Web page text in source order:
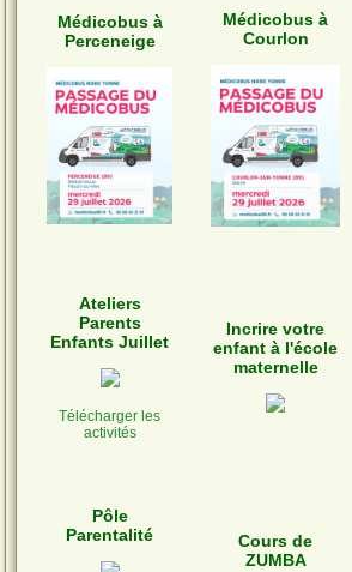
Médicobus à
Perceneige
Médicobus à
Courlon
Ateliers
Parents
Enfants Juillet
Télécharger les
activités
Incrire votre
enfant à l'école
maternelle
Pôle
Parentalité
Cours de
ZUMBA